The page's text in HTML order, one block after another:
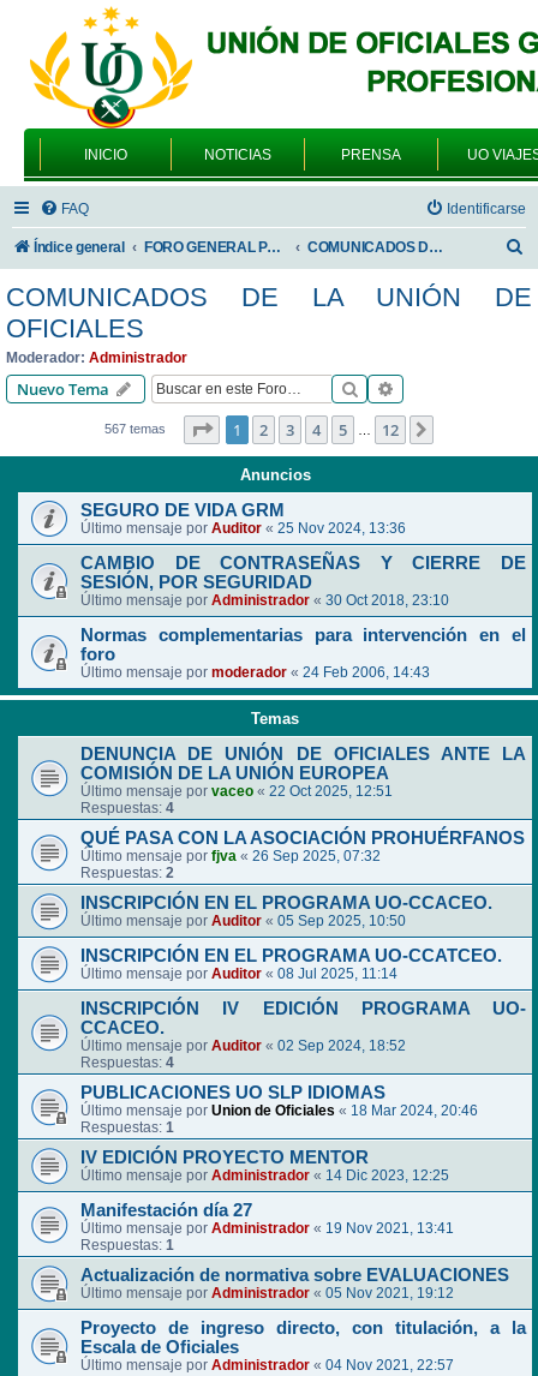
INICIO NOTICIAS PRENSA UO
FAQ Identificarse
Índice general FORO GENERAL PARA TODOS LOS USUARIOS COMUNICADOS DE LA UNIÓN DE OFICIALES
s
COMUNICADOS DE LA UNIÓN DE
OFICIALES
Moderador: Administrador
Nuevo Tema Buscar
567 temas Página de 12
1 2 3 4 5 … 12
Anuncios
SEGURO DE VIDA GRM
Último mensaje por Auditor « 25 Nov 2024, 13:36
CAMBIO DE CONTRASEÑAS Y CIERRE DE
SESIÓN, POR SEGURIDAD
Último mensaje por Administrador « 30 Oct 2018, 23:10
Normas complementarias para intervención en el
foro
Último mensaje por moderador « 24 Feb 2006, 14:43
Temas
DENUNCIA DE UNIÓN DE OFICIALES ANTE LA
COMISIÓN DE LA UNIÓN EUROPEA
Último mensaje por vaceo « 22 Oct 2025, 12:51
Respuestas: 4
QUÉ PASA CON LA ASOCIACIÓN PROHUÉRFANOS
Último mensaje por fjva « 26 Sep 2025, 07:32
Respuestas: 2
INSCRIPCIÓN EN EL PROGRAMA UO-CCACEO.
Último mensaje por Auditor « 05 Sep 2025, 10:50
INSCRIPCIÓN EN EL PROGRAMA UO-CCATCEO.
Último mensaje por Auditor « 08 Jul 2025, 11:14
INSCRIPCIÓN IV EDICIÓN PROGRAMA UO-
CCACEO.
Último mensaje por Auditor « 02 Sep 2024, 18:52
Respuestas: 4
PUBLICACIONES UO SLP IDIOMAS
Último mensaje por Union de Oficiales « 18 Mar 2024, 20:46
Respuestas: 1
IV EDICIÓN PROYECTO MENTOR
Último mensaje por Administrador « 14 Dic 2023, 12:25
Manifestación día 27
Último mensaje por Administrador « 19 Nov 2021, 13:41
Respuestas: 1
Actualización de normativa sobre EVALUACIONES
Último mensaje por Administrador « 05 Nov 2021, 19:12
Proyecto de ingreso directo, con titulación, a la
Escala de Oficiales
Último mensaje por Administrador « 04 Nov 2021, 22:57